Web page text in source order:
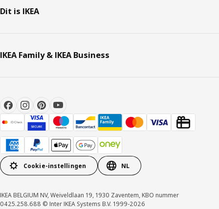
Dit is IKEA
IKEA Family & IKEA Business
Cookie-instellingen NL
IKEA BELGIUM NV, Weiveldlaan 19, 1930 Zaventem, KBO nummer
0425.258.688 © Inter IKEA Systems B.V. 1999-2026